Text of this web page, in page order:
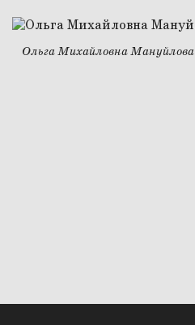
Ольга Михайловна Мануйлова